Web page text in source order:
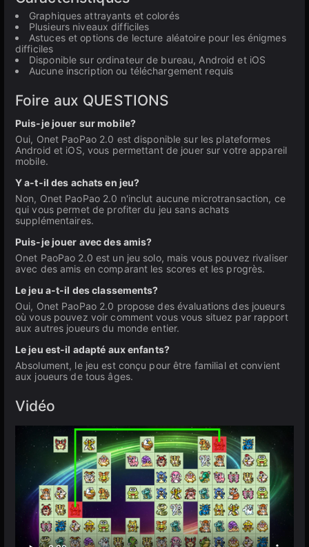
Graphiques attrayants et colorés
Plusieurs niveaux difficiles
Astuces et options de lecture aléatoire pour les énigmes
difficiles
Disponible sur ordinateur de bureau, Android et iOS
Aucune inscription ou téléchargement requis
Foire aux QUESTIONS
Puis-je jouer sur mobile?
Oui, Onet PaoPao 2.0 est disponible sur les plateformes
Android et iOS, vous permettant de jouer sur votre appareil
mobile.
Y a-t-il des achats en jeu?
Non, Onet PaoPao 2.0 n'inclut aucune microtransaction, ce
qui vous permet de profiter du jeu sans achats
supplémentaires.
Puis-je jouer avec des amis?
Onet PaoPao 2.0 est un jeu solo, mais vous pouvez rivaliser
avec des amis en comparant les scores et les progrès.
Le jeu a-t-il des classements?
Oui, Onet PaoPao 2.0 propose des évaluations des joueurs
où vous pouvez voir comment vous vous situez par rapport
aux autres joueurs du monde entier.
Le jeu est-il adapté aux enfants?
Absolument, le jeu est conçu pour être familial et convient
aux joueurs de tous âges.
Vidéo